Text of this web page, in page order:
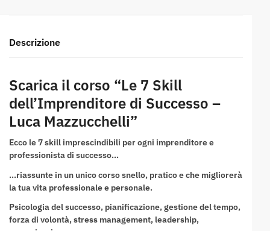
Descrizione
Scarica il corso “Le 7 Skill
dell’Imprenditore di Successo –
Luca Mazzucchelli”
Ecco le 7 skill imprescindibili per ogni imprenditore e
professionista di successo…
…riassunte in un unico corso snello, pratico e che migliorerà
la tua vita professionale e personale.
Psicologia del successo, pianificazione, gestione del tempo,
forza di volontà, stress management, leadership,